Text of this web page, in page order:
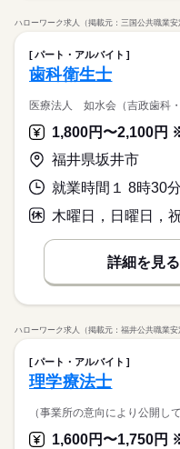
ハローワーク求人（掲載元：三国公共職業安
パート・アルバイト
歯科衛生士
医療法人 如水会（吉政歯科
福井県坂井市
木曜日，日曜日，
詳細を見る
ハローワーク求人（掲載元：福井公共職業安
パート・アルバイト
理学療法士
（事業所の意向により公開し